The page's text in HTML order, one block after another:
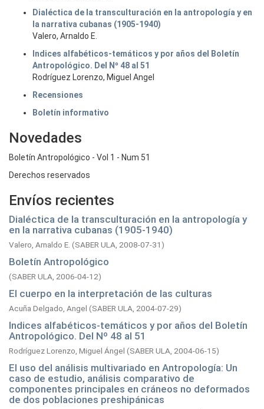
Dialéctica de la transculturación en la antropología y en
la narrativa cubanas (1905-1940)
Valero, Arnaldo E.
Indices alfabéticos-temáticos y por años del Boletín
Antropológico. Del Nº 48 al 51
Rodríguez Lorenzo, Miguel Angel
Recensiones
Boletín informativo
Novedades
Boletín Antropológico - Vol 1 - Num 51
Derechos reservados
Envíos recientes
Dialéctica de la transculturación en la antropología y
en la narrativa cubanas (1905-1940)
Valero, Arnaldo E. (SABER ULA, 2008-07-31)
Boletín Antropológico
(SABER ULA, 2006-04-12)
El cuerpo en la interpretación de las culturas
Acuña Delgado, Angel (SABER ULA, 2004-07-29)
Indices alfabéticos-temáticos y por años del Boletín
Antropológico. Del Nº 48 al 51
Rodríguez Lorenzo, Miguel Ángel (SABER ULA, 2004-06-15)
El uso del análisis multivariado en Antropología: Un
caso de estudio, análisis comparativo de
componentes principales en cráneos no deformados
de dos poblaciones preshipánicas